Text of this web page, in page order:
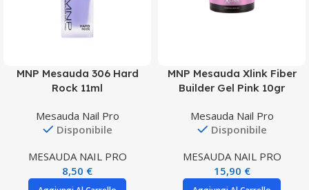
MNP Mesauda 306 Hard
Rock 11ml
Mesauda Nail Pro
Disponibile
MESAUDA NAIL PRO
8,50 €
MNP Mesauda Xlink Fiber
Builder Gel Pink 10gr
Mesauda Nail Pro
Disponibile
MESAUDA NAIL PRO
15,90 €